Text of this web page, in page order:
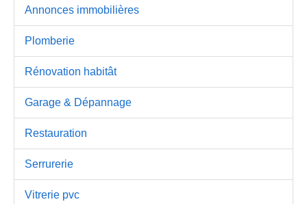
Annonces immobilières
Plomberie
Rénovation habitât
Garage & Dépannage
Restauration
Serrurerie
Vitrerie pvc